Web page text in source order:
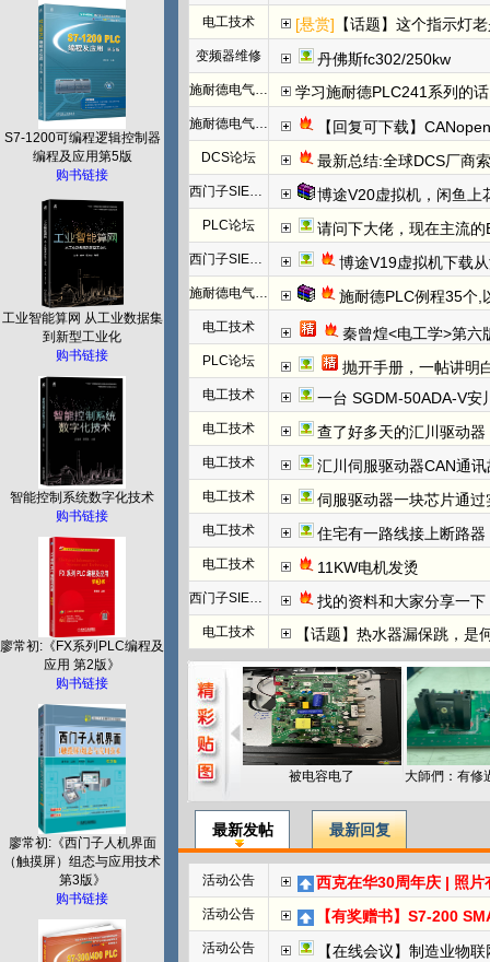
S7-1200可编程逻辑控制器
编程及应用第5版
购书链接
工业智能算网 从工业数据集
到新型工业化
购书链接
智能控制系统数字化技术
购书链接
廖常初:《FX系列PLC编程及
应用 第2版》
购书链接
廖常初:《西门子人机界面
（触摸屏）组态与应用技术
第3版》
购书链接
电工技术 [悬赏] 【话题】这个指示灯
变频器维修 丹佛斯fc302/250kw
施耐德电气PLC 学习施耐德PLC241系列的
施耐德电气PLC 【回复可下载】
DCS论坛 最新总结:全球DCS厂商
西门子SIEMENS 博途V20虚拟机，闲鱼上
PLC论坛 请问下大佬，现在主流的
西门子SIEMENS 博途V19虚拟机下载
施耐德电气PLC 施耐德PLC例程35个,
电工技术 秦曾煌<电工学>第六
PLC论坛 抛开手册，一帖讲明白欧姆龙NC
电工技术 一台 SGDM-50ADA-V安
电工技术 查了好多天的汇川驱动
电工技术 汇川伺服驱动器CAN通讯
电工技术 伺服驱动器一块芯片通
电工技术 住宅有一路线接上断路
电工技术 11KW电机发烫
西门子SIEMENS 找的资料和大家分享一下：西门子
电工技术 【话题】热水器漏保跳，是
被电容电了
最新发帖 最新回复
活动公告 西克在华30周年庆 | 照片
活动公告 【有奖赠书】S7-200 SMART
活动公告 【在线会议】制造业物